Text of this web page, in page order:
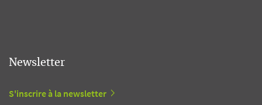
Newsletter
S'inscrire à la newsletter